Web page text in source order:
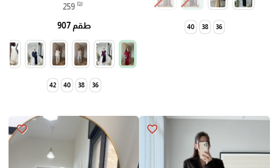
36
38
40
259 ₪
طقم 907
36
38
40
42
favorite_border
favorite_border